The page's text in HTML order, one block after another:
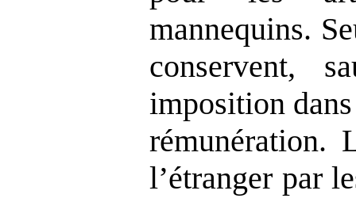
mannequins.
conservent,
imposition
rémunération.
l’étranger par